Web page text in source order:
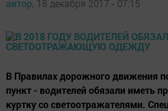
автор, 18 декабря 2017 - 07:15
В Правилах дорожного движения
пункт - водителей обязали иметь
куртку со светоотражателями.